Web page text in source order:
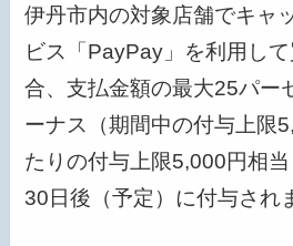
伊丹市内の対象店舗でキャ
ビス「PayPay」を利用し
合、支払金額の最大25パー
ーナス（期間中の付与上限
たりの付与上限5,000円相
30日後（予定）に付与され